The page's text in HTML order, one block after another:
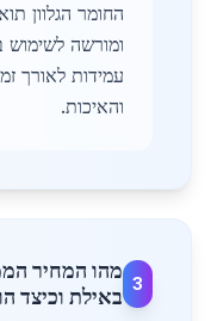
החומר הגלוון
ומורשה לשימוש
עמידות לאורך
והאיכות.
3
מהו המחיר
באילת וכיצד